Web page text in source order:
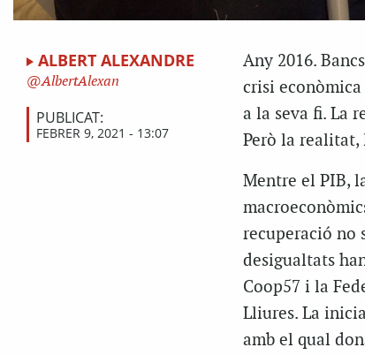
ALBERT ALEXANDRE
AlbertAlexan
PUBLICAT:
FEBRER 9, 2021 - 13:07
Any 2016.
crisi
a la seva fi. La
Però la realitat,
Mentre el PIB,
recuperació no
desigualtats
Coop57 i la
Lliures. La
amb el qual